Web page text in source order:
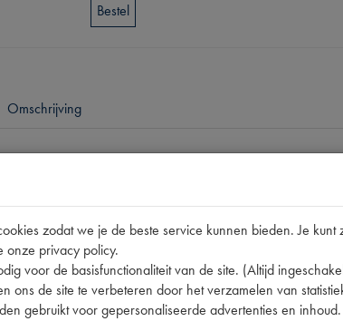
Bestel
Omschrijving
0
zodat we je de beste service kunnen bieden. Je
onze privacy policy.
voor de basisfunctionaliteit van de site. (Altijd
ons de site te verbeteren door het verzamelen van
gebruikt voor gepersonaliseerde advertenties en inhoud.